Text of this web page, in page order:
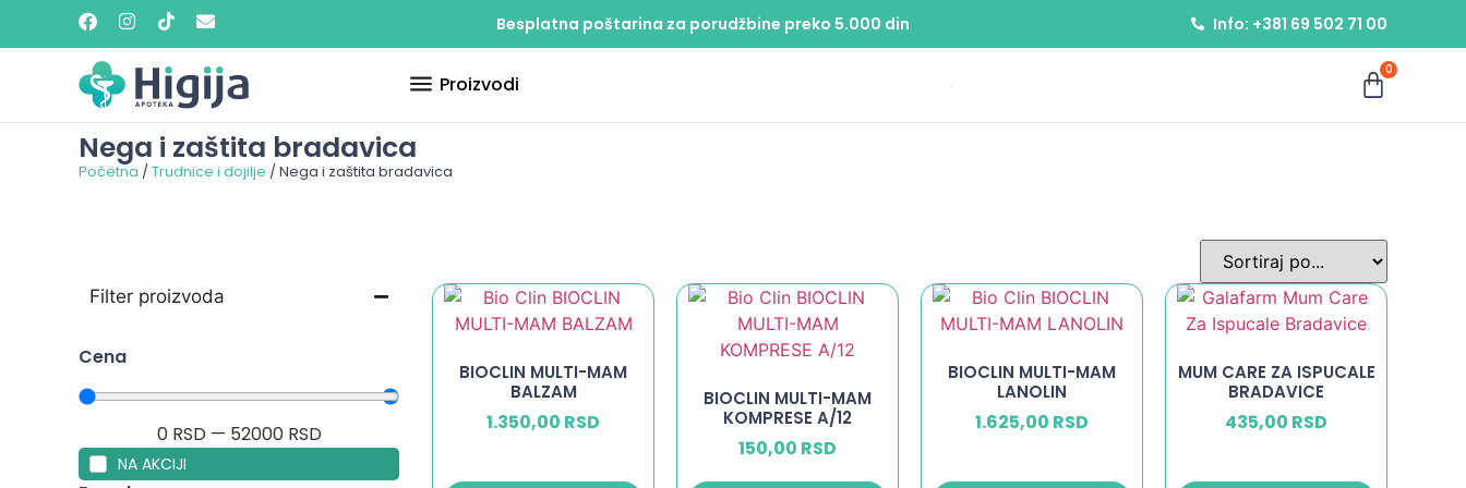
Besplatna poštarina za porudžbine preko 5.000 din Info: +381 69 502 71 00
Proizvodi
0
Nega i zaštita bradavica
Početna /Trudnice i dojilje / Nega i zaštita bradavica
Filter proizvoda
Cena
0 RSD — 52000 RSD
NA AKCIJI
BIOCLIN MULTI-MAM
BALZAM
1.350,00 RSD
BIOCLIN MULTI-MAM
KOMPRESE A/12
150,00 RSD
BIOCLIN MULTI-MAM
LANOLIN
1.625,00 RSD
MUM CARE ZA ISPUCALE
BRADAVICE
435,00 RSD